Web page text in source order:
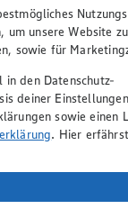
Website
Grafiken aus
unserer
um unsere Website zu
sowie für
den Datenschutz-
deiner
sowie einen
. Hier
Facebook und